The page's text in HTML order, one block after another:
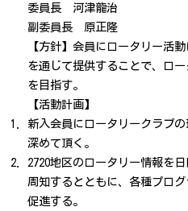
委員長 河津龍治
副委員長 原正隆
【方針】会員にロータリー活
を通じて提供することで、ロ
を目指す。
【活動計画】
新入会員にロータリークラブ
深めて頂く。
2720地区のロータリー情報を
周知するとともに、各種プロ
促進する。